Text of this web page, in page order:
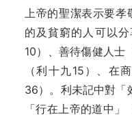
上帝的聖潔表示要孝
的及貧窮的人可以
10）、善待傷健人士
（利十九15）、在
36）。利未記中對「
「行在上帝的道中